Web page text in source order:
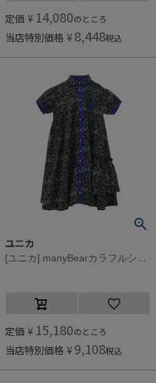
定価 ¥ 14,080のところ
当店特別価格 ¥ 8,448税込
ユニカ
定価 ¥ 15,180のところ
当店特別価格 ¥ 9,108税込